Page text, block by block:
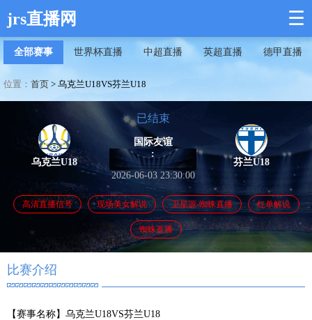
jrs直播网 ☰
全部赛事 世界杯直播 中超直播 英超直播 德甲直播
位置： 首页 > 乌克兰U18VS芬兰U18
乌克兰U18
已结束
国际友谊
:
2026-06-03 23:30:00
芬兰U18
高清直播信号 现场美女解说 卫星源-蜘蛛直播 红单解说
蜘蛛直播
比赛介绍
【赛事名称】 乌克兰U18VS芬兰U18